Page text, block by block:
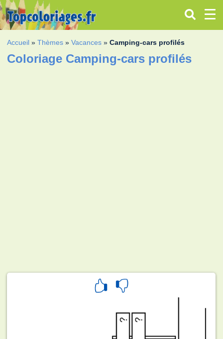
Accueil »Thèmes »Vacances »Camping‐cars profilés
Coloriage Camping‐cars profilés